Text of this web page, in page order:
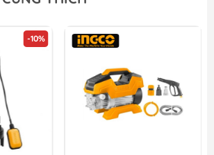
-10%